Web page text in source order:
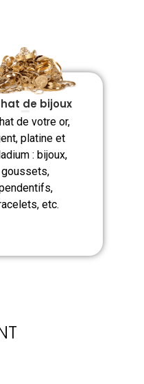
de bijoux
de votre or,
platine et
: bijoux,
goussets,
etc.